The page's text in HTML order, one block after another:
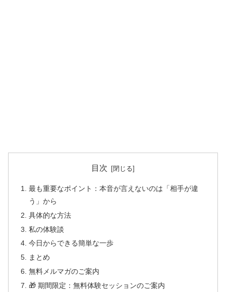
目次
最も重要なポイント：本音が言えないのは「相手が違
う」から
具体的な方法
私の体験談
今日からできる簡単な一歩
まとめ
無料メルマガのご案内
🎁 期間限定：無料体験セッションのご案内